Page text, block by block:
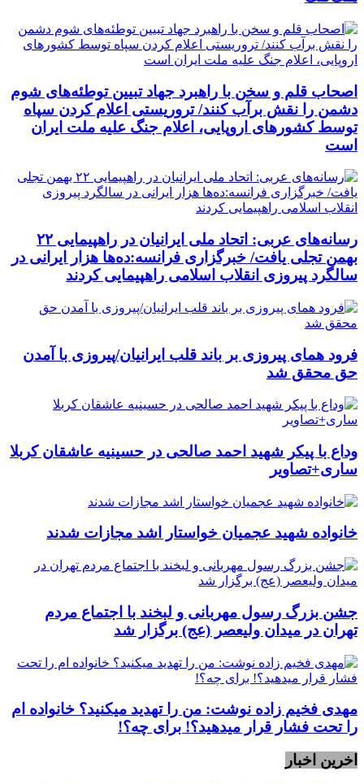
اصحاب قلم و سخن با راهبرد جهاد تبیین توطئه‌های شوم
دشمن را نقش برآب کنند/ تروریستی اعلام کردن سپاه
توسط کشورهای اروپایی، اعلام جنگ علیه ملت ایران
است
رسانه‌های عربی: اتحاد ملی ایرانیان در راهپیمایی ۲۲
بهمن تجلی یافت/ خبرگزاری فرانسه:ده‌ها هزار ایرانی در
سالگرد پیروزی انقلاب اسلامی راهپیمایی کردند
فرود همای پیروزی بر باند قلب ایرانیان/پیروزی با آمدن
حق محقق شد
وداع با پیکر شهید احمد صالحی‌ در حسینیه عاشقان کربلا
ساری+تصاویر
خانواده شهید عجمیان خواستار اشد مجازات شدند
جشن بزرگ رسول مهربانی و لبخند با اجتماع مردم
تهران در میدان ولیعصر (عج) برگزار شد
مهدی فخیم زاده نوشت: من را تهدید میکنید؟ خانواده ام
را‌ تحت فشار قرار میدهید؟! برای چه؟!
اخرین اخبار